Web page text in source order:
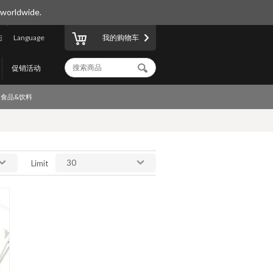
Language
促销活动
我的购物车
食品&饮料
Limit 30